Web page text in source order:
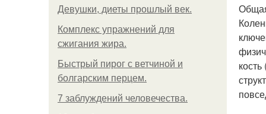
Девушки, диеты прошлый век.
Комплекс упражнений для
сжигания жира.
Быстрый пирог с ветчиной и
болгарским перцем.
7 заблуждений человечества.